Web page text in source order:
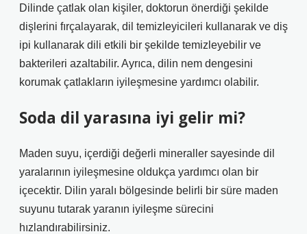
Dilinde çatlak olan kişiler, doktorun önerdiği şekilde
dişlerini fırçalayarak, dil temizleyicileri kullanarak ve diş
ipi kullanarak dili etkili bir şekilde temizleyebilir ve
bakterileri azaltabilir. Ayrıca, dilin nem dengesini
korumak çatlakların iyileşmesine yardımcı olabilir.
Soda dil yarasına iyi gelir mi?
Maden suyu, içerdiği değerli mineraller sayesinde dil
yaralarının iyileşmesine oldukça yardımcı olan bir
içecektir. Dilin yaralı bölgesinde belirli bir süre maden
suyunu tutarak yaranın iyileşme sürecini
hızlandırabilirsiniz.